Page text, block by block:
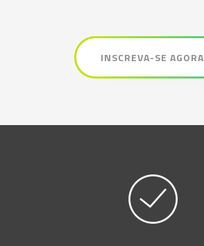
INSCREVA-SE AGORA